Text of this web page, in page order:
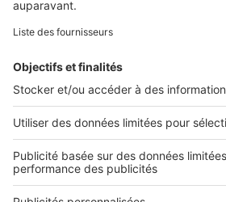
Retrouvez-nous sur ...
L'ENTREPRISE
Nous contacter
Nous recrutons